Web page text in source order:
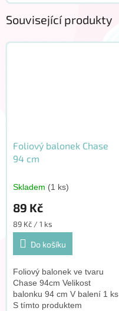
Související produkty
Foliový balonek Chase
94 cm
Skladem (1 ks)
89 Kč
Měrná
cena:
89 Kč / 1 ks
Do košíku
Foliový balonek ve tvaru
Chase 94cm Velikost
balonku 94 cm V balení 1 ks
S tímto produktem